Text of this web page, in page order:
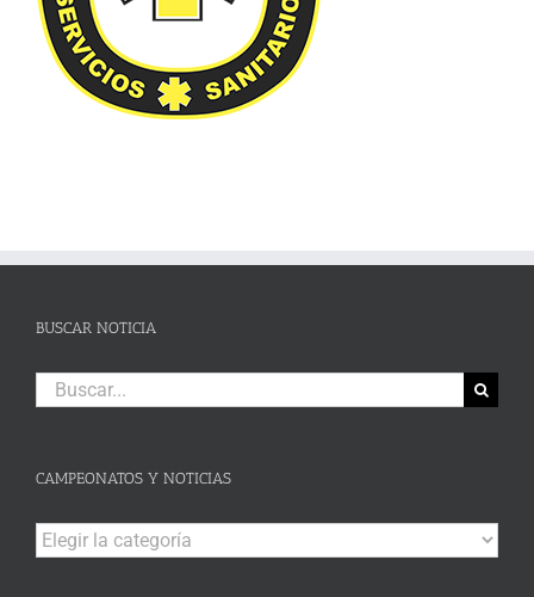
BUSCAR NOTICIA
Buscar:
CAMPEONATOS Y NOTICIAS
Campeonatos
y